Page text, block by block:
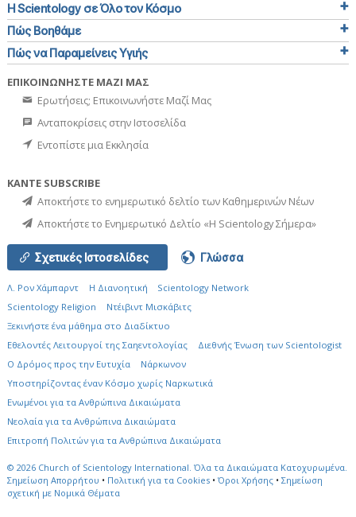
Η Scientology σε Όλο τον Κόσμο
Πώς Βοηθάμε
Πώς να Παραμείνεις Υγιής
ΕΠΙΚΟΙΝΩΝΗΣΤΕ ΜΑΖΙ ΜΑΣ
Ερωτήσεις; Επικοινωνήστε Μαζί Μας
Ανταποκρίσεις στην Ιστοσελίδα
Εντοπίστε μια Εκκλησία
ΚΑΝΤΕ SUBSCRIBE
Αποκτήστε το ενημερωτικό δελτίο των Καθημερινών Νέων
Αποκτήστε το Ενημερωτικό Δελτίο «Η Scientology Σήμερα»
Σχετικές Ιστοσελίδες Γλώσσα
Λ. Ρον Χάμπαρντ Η Διανοητική
Scientology Network
Scientology Religion
Ντέιβιντ Μισκάβιτς
Ξεκινήστε ένα μάθημα στο Διαδίκτυο
Εθελοντές Λειτουργοί της Σαηεντολογίας
Διεθνής Ένωση των Scientologist
Ο Δρόμος προς την Ευτυχία
Νάρκωνον
Υποστηρίζοντας έναν Κόσμο χωρίς Ναρκωτικά
Ενωµένοι για τα Ανθρώπινα Δικαιώµατα
Νεολαία για τα Ανθρώπινα Δικαιώματα
Επιτροπή Πολιτών για τα Ανθρώπινα Δικαιώματα
© 2026 Church of Scientology International. Όλα τα Δικαιώματα Κατοχυρωμένα.
Σημείωση Απορρήτου • Πολιτική για τα Cookies • Όροι Χρήσης • Σημείωση
σχετική με Νομικά Θέματα